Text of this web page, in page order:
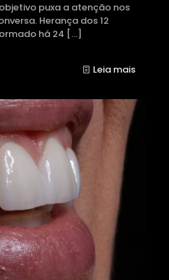
puxa a atenção nos
Herança dos 12
há 24 […]
Leia mais